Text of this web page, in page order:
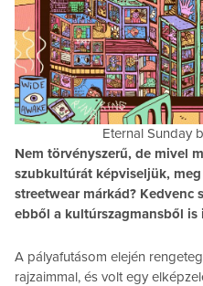
Eternal Sunday
Nem törvényszerű, de mivel
szubkultúrát képviseljük,
streetwear márkád? Kedvenc
ebből a kultúrszagmansből
A pályafutásom elején
rajzaimmal, és volt egy